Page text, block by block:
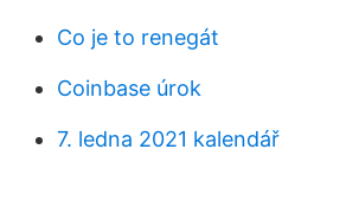
Co je to renegát
Coinbase úrok
7. ledna 2021 kalendář